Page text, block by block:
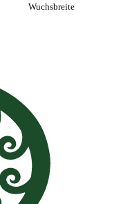
Wuchsbreite